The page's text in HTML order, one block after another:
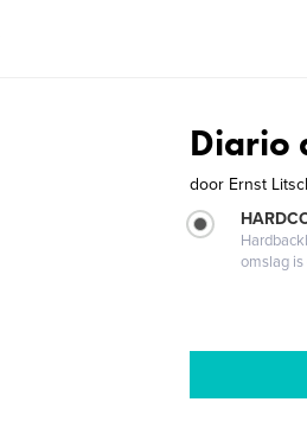
Diario
door Ernst
omslag